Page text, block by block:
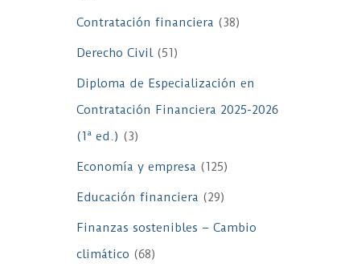
Contratación financiera (38)
Derecho Civil(51)
Diploma de Especialización en
Contratación Financiera 2025-2026
(1ª ed.) (3)
Economía y empresa (125)
Educación financiera (29)
Finanzas sostenibles – Cambio
climático (68)